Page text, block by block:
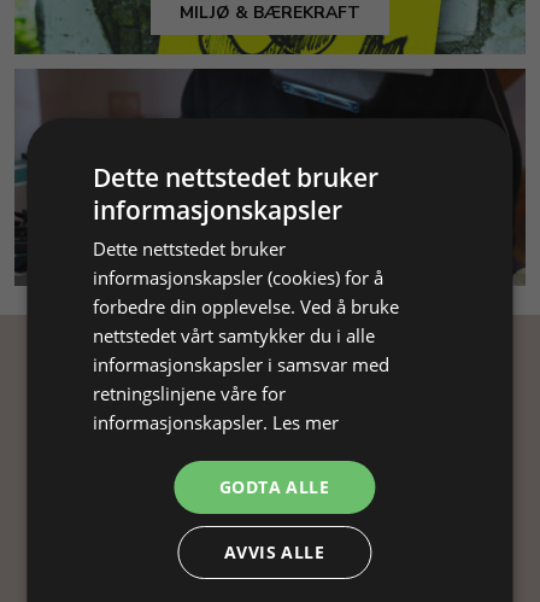
MILJØ & BÆREKRAFT
SMYKKEKURS
Få inspirasjon
inspirasjon, gode tilbud og tips til din
smykkefremstilling.
Ved å abonnere på vårt nyhetsbrev, godtar du vår
personvernpolitikk.
Dette nettstedet bruker
informasjonskapsler
Dette nettstedet bruker
informasjonskapsler (cookies) for å
forbedre din opplevelse. Ved å bruke
nettstedet vårt samtykker du i alle
informasjonskapsler i samsvar med
retningslinjene våre for
informasjonskapsler. Les mer
GODTA ALLE
AVVIS ALLE